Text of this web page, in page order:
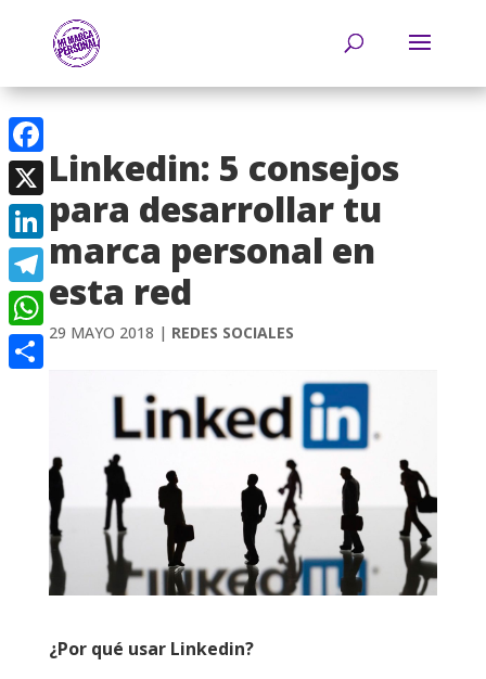
Linkedin: 5 consejos
para desarrollar tu
marca personal en
esta red
29 MAYO 2018 | REDES SOCIALES
¿Por qué usar Linkedin?
Facebook
X
LinkedIn
Telegram
WhatsApp